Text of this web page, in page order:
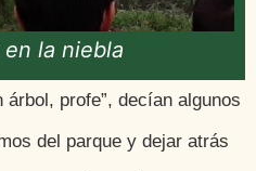
la niebla
profe”, decían algunos
del parque y dejar atrás